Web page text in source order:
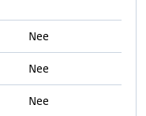
Nee
Nee
Nee